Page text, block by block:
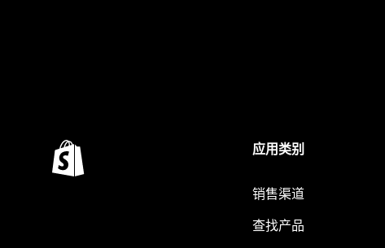
应用类别
销售渠道
查找产品